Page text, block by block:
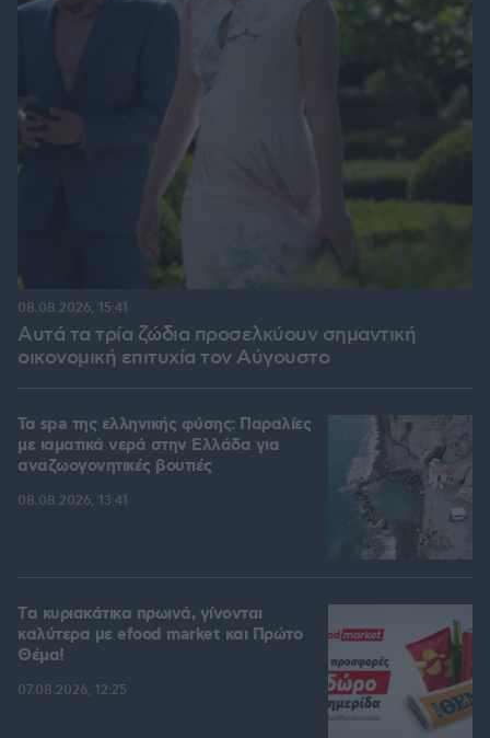
Αυτά τα τρία ζώδια προσελκύουν σημαντική
οικονομική επιτυχία τον Αύγουστο
08.08.2026, 15:41
Τα spa της ελληνικής φύσης: Παραλίες
με ιαματικά νερά στην Ελλάδα για
αναζωογονητικές βουτιές
08.08.2026, 13:41
Tα κυριακάτικα πρωινά, γίνονται
καλύτερα με efood market και Πρώτο
Θέμα!
07.08.2026, 12:25